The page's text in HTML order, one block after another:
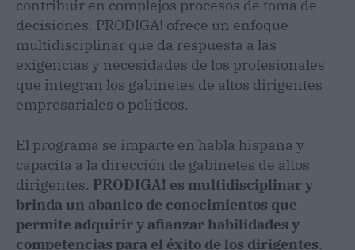
contribuir en complejos procesos de toma de
decisiones. PRODIGA! ofrece un enfoque
multidisciplinar que da respuesta a las
exigencias y necesidades de los profesionales
que integran los gabinetes de altos dirigentes
empresariales o políticos.
El programa se imparte en habla hispana y
capacita a la dirección de gabinetes de altos
dirigentes. PRODIGA! es multidisciplinar y
brinda un abanico de conocimientos que
permite adquirir y afianzar habilidades y
competencias para el éxito de los dirigentes.